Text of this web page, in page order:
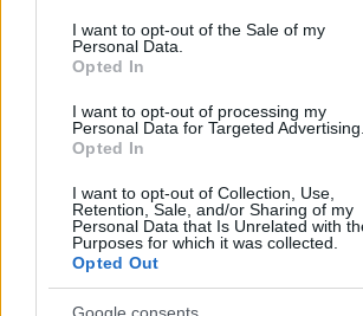
consent section.
I want to opt-out of the Sale of my
Personal Data.
Opted In
I want to opt-out of processing my
Personal Data for Targeted Advertising.
Opted In
I want to opt-out of Collection, Use,
Retention, Sale, and/or Sharing of my
Personal Data that Is Unrelated with
Purposes for which it was collected.
Opted Out
Aκολουθήστε μας